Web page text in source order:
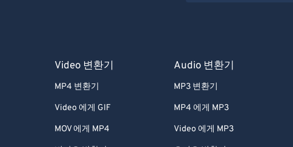
Video 변환기
MP4 변환기
Video 에게 GIF
MOV 에게 MP4
Audio 변환기
MP3 변환기
MP4 에게 MP3
Video 에게 MP3